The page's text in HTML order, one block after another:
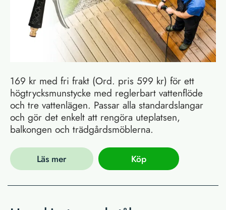
169 kr med fri frakt (Ord. pris 599 kr) för ett
högtrycksmunstycke med reglerbart vattenflöde
och tre vattenlägen. Passar alla standardslangar
och gör det enkelt att rengöra uteplatsen,
balkongen och trädgårdsmöblerna.
Läs mer Köp